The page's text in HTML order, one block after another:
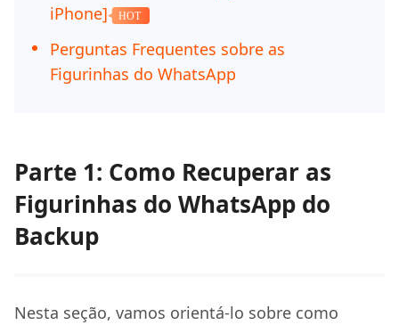
iPhone]
HOT
Perguntas Frequentes sobre as
Figurinhas do WhatsApp
Parte 1: Como Recuperar as
Figurinhas do WhatsApp do
Backup
Nesta seção, vamos orientá-lo sobre como